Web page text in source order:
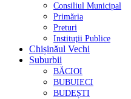
Consiliul Municipal
Primăria
Preturi
Instituţii Publice
Chișinăul Vechi
Suburbii
BĂCIOI
BUBUIECI
BUDEȘTI